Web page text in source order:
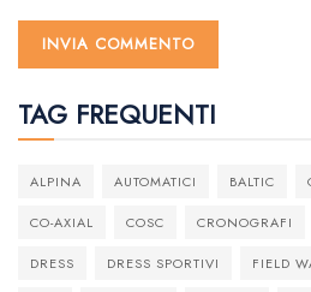
TAG FREQUENTI
ALPINA AUTOMATICI BALTIC
CO-AXIAL COSC CRONOGRAFI
DRESS DRESS SPORTIVI FIELD